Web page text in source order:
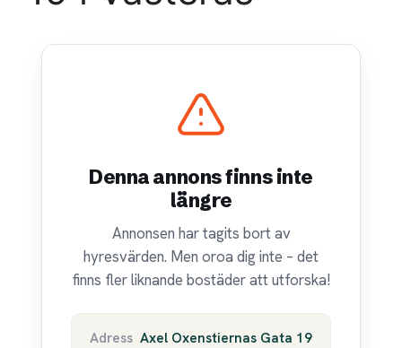
Denna annons finns inte
längre
Annonsen har tagits bort av
hyresvärden. Men oroa dig inte – det
finns fler liknande bostäder att utforska!
Adress Axel Oxenstiernas Gata 19